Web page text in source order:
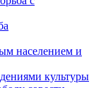
населением и
культуры